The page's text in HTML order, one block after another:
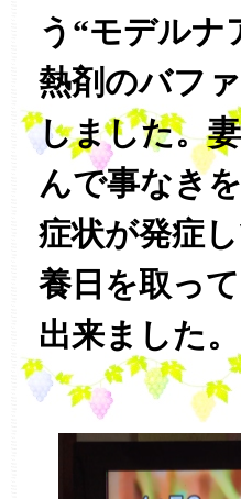
う“モデルナ
熱剤のバフ
しました。
んで事なき
症状が発症
養日を取っ
出来ました。